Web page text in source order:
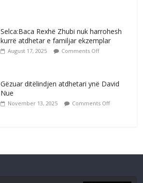
Selca:Baca Rexhë Zhubi nuk harrohesh
kurrë atdhetar e familjar ekzemplar
August 17, 2025 Comments Off
Gëzuar ditëlindjen atdhetari ynë David
Nue
November 13, 2025 Comments Off